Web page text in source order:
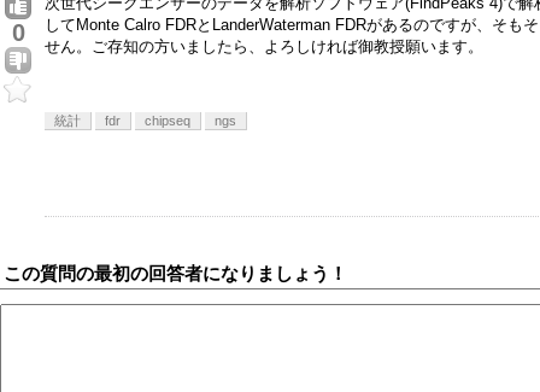
0
してMonte Calro FDRとLanderWaterman FDRがあるのですが、そも
せん。ご存知の方いましたら、よろしければ御教授願います。
統計 fdr chipseq ngs
この質問の最初の回答者になりましょう！